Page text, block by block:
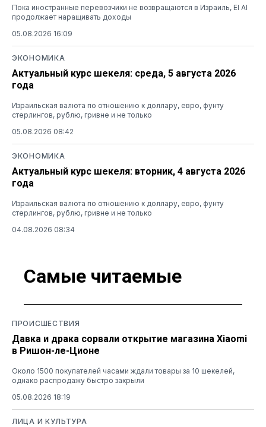
Пока иностранные перевозчики не возвращаются в Израиль, El Al
продолжает наращивать доходы
05.08.2026 16:09
ЭКОНОМИКА
Актуальный курс шекеля: среда, 5 августа 2026
года
Израильская валюта по отношению к доллару, евро, фунту
стерлингов, рублю, гривне и не только
05.08.2026 08:42
ЭКОНОМИКА
Актуальный курс шекеля: вторник, 4 августа 2026
года
Израильская валюта по отношению к доллару, евро, фунту
стерлингов, рублю, гривне и не только
04.08.2026 08:34
Самые читаемые
ПРОИСШЕСТВИЯ
Давка и драка сорвали открытие магазина Xiaomi
в Ришон-ле-Ционе
Около 1500 покупателей часами ждали товары за 10 шекелей,
однако распродажу быстро закрыли
05.08.2026 18:19
ЛИЦА И КУЛЬТУРА